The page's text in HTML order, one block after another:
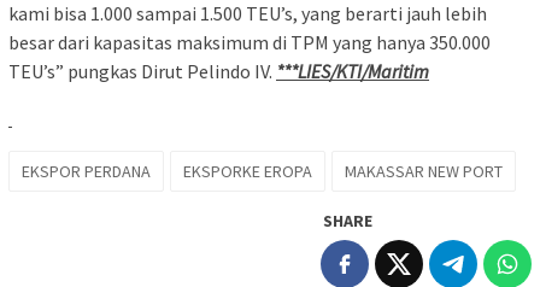
kami bisa 1.000 sampai 1.500 TEU’s, yang berarti jauh lebih
besar dari kapasitas maksimum di TPM yang hanya 350.000
TEU’s” pungkas Dirut Pelindo IV. ***LIES/KTI/Maritim
EKSPOR PERDANA EKSPORKE EROPA MAKASSAR NEW PORT
SHARE